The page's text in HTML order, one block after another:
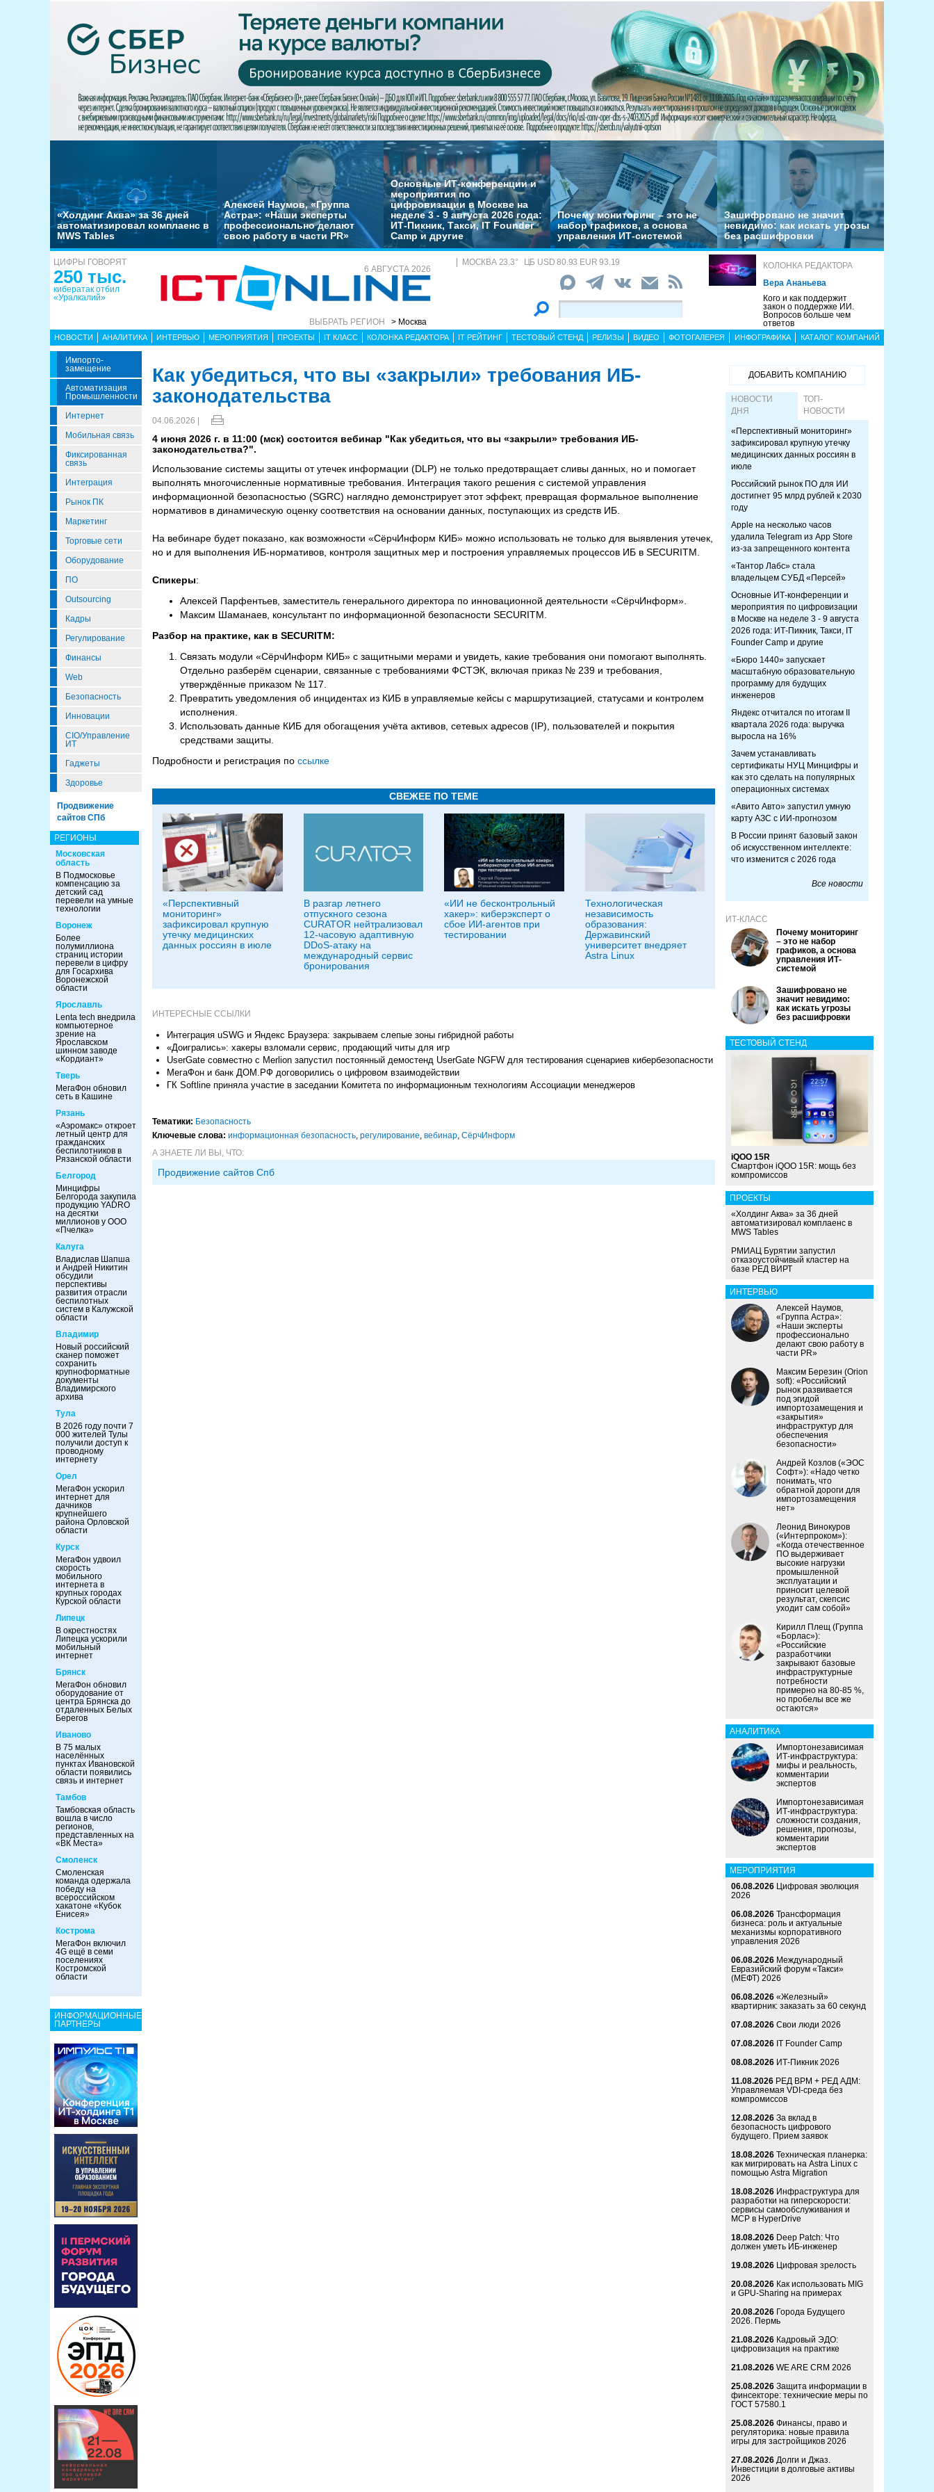
«Холдинг Аква» за 36 дней
автоматизировал комплаенс в
MWS Tables
Алексей Наумов, «Группа
Астра»: «Наши эксперты
профессионально делают
свою работу в части PR»
Основные ИТ-конференции и
мероприятия по
цифровизации в Москве на
неделе 3 - 9 августа 2026 года:
ИТ-Пикник, Такси, IT Founder
Camp и другие
Почему мониторинг – это не
набор графиков, а основа
управления ИТ-системой
Зашифровано не значит
невидимо: как искать угрозы
без расшифровки
ЦИФРЫ ГОВОРЯТ
250 тыс.
кибератак отбил
«Уралкалий»
6 АВГУСТА 2026
ВЫБРАТЬ РЕГИОН > Москва
МОСКВА 23.3° ЦБ USD 80.93 EUR 93.19
КОЛОНКА РЕДАКТОРА
Вера Ананьева
Кого и как поддержит
закон о поддержке ИИ.
Вопросов больше чем
ответов
НОВОСТИ АНАЛИТИКА ИНТЕРВЬЮ МЕРОПРИЯТИЯ ПРОЕКТЫ IT КЛАСС КОЛОНКА РЕДАКТОРА IT РЕЙТИНГ ТЕСТОВЫЙ СТЕНД РЕЛИЗЫ ВИДЕО ФОТОГАЛЕРЕЯ ИНФОГРАФИКА КАТАЛОГ КОМПАНИЙ
Импорто­
Замещение
Автоматизация
Промышленности
Интернет
Мобильная связь
Фиксированная
связь
Интеграция
Рынок ПК
Маркетинг
Торговые сети
Оборудование
ПО
Outsourcing
Кадры
Регулирование
Финансы
Web
Безопасность
Инновации
CIO/Управление
ИТ
Гаджеты
Здоровье
Продвижение
сайтов СПб
РЕГИОНЫ
Московская
область
В Подмосковье
компенсацию за
детский сад
перевели на умные
технологии
Воронеж
Более
полумиллиона
страниц истории
перевели в цифру
для Госархива
Воронежской
области
Ярославль
Lenta tech внедрила
компьютерное
зрение на
Ярославском
шинном заводе
«Кордиант»
Тверь
МегаФон обновил
сеть в Кашине
Рязань
«Аэромакс» откроет
летный центр для
гражданских
беспилотников в
Рязанской области
Белгород
Минцифры
Белгорода закупила
продукцию YADRO
на десятки
миллионов у ООО
«Пчелка»
Калуга
Владислав Шапша
и Андрей Никитин
обсудили
перспективы
развития отрасли
беспилотных
систем в Калужской
области
Владимир
Новый российский
сканер поможет
сохранить
крупноформатные
документы
Владимирского
архива
Тула
В 2026 году почти 7
000 жителей Тулы
получили доступ к
проводному
интернету
Орел
МегаФон ускорил
интернет для
дачников
крупнейшего
района Орловской
области
Курск
МегаФон удвоил
скорость
мобильного
интернета в
крупных городах
Курской области
Липецк
В окрестностях
Липецка ускорили
мобильный
интернет
Брянск
МегаФон обновил
оборудование от
центра Брянска до
отдаленных Белых
Берегов
Иваново
В 75 малых
населённых
пунктах Ивановской
области появились
связь и интернет
Тамбов
Тамбовская область
вошла в число
регионов,
представленных на
«ВК Места»
Смоленск
Смоленская
команда одержала
победу на
всероссийском
хакатоне «Кубок
Енисея»
Кострома
МегаФон включил
4G ещё в семи
поселениях
Костромской
области
ИНФОРМАЦИОННЫЕ
ПАРТНЕРЫ
Как убедиться, что вы «закрыли» требования ИБ-
законодательства
04.06.2026 |
4 июня 2026 г. в 11:00 (мск) состоится вебинар "Как убедиться, что вы «закрыли» требования ИБ-
законодательства?".
Использование системы защиты от утечек информации (DLP) не только предотвращает сливы данных, но и помогает
выполнять многочисленные нормативные требования. Интеграция такого решения с системой управления
информационной безопасностью (SGRC) наглядно демонстрирует этот эффект, превращая формальное выполнение
нормативов в динамическую оценку соответствия на основании данных, поступающих из средств ИБ.
На вебинаре будет показано, как возможности «СёрчИнформ КИБ» можно использовать не только для выявления утечек,
но и для выполнения ИБ-нормативов, контроля защитных мер и построения управляемых процессов ИБ в SECURITM.
Спикеры:
Алексей Парфентьев, заместитель генерального директора по инновационной деятельности «СёрчИнформ».
Максим Шаманаев, консультант по информационной безопасности SECURITM.
Разбор на практике, как в SECURITM:
Связать модули «СёрчИнформ КИБ» с защитными мерами и увидеть, какие требования они помогают выполнять.
Отдельно разберём сценарии, связанные с требованиями ФСТЭК, включая приказ № 239 и требования,
утверждённые приказом № 117.
Превратить уведомления об инцидентах из КИБ в управляемые кейсы с маршрутизацией, статусами и контролем
исполнения.
Использовать данные КИБ для обогащения учёта активов, сетевых адресов (IP), пользователей и покрытия
средствами защиты.
Подробности и регистрация по ссылке
СВЕЖЕЕ ПО ТЕМЕ
«Перспективный
мониторинг»
зафиксировал крупную
утечку медицинских
данных россиян в июле
В разгар летнего
отпускного сезона
CURATOR нейтрализовал
12-часовую адаптивную
DDoS-атаку на
международный сервис
бронирования
«ИИ не бесконтрольный
хакер»: киберэксперт о
сбое ИИ-агентов при
тестировании
Технологическая
независимость
образования:
Державинский
университет внедряет
Astra Linux
ИНТЕРЕСНЫЕ ССЫЛКИ
Интеграция uSWG и Яндекс Браузера: закрываем слепые зоны гибридной работы
«Доигрались»: хакеры взломали сервис, продающий читы для игр
UserGate совместно c Merlion запустил постоянный демостенд UserGate NGFW для тестирования сценариев кибербезопасности
МегаФон и банк ДОМ.РФ договорились о цифровом взаимодействии
ГК Softline приняла участие в заседании Комитета по информационным технологиям Ассоциации менеджеров
Тематики: Безопасность
Ключевые слова: информационная безопасность, регулирование, вебинар, СёрчИнформ
А ЗНАЕТЕ ЛИ ВЫ, ЧТО:
Продвижение сайтов Спб
ДОБАВИТЬ КОМПАНИЮ
НОВОСТИ
ДНЯ
ТОП-
НОВОСТИ
«Перспективный мониторинг»
зафиксировал крупную утечку
медицинских данных россиян в
июле
Российский рынок ПО для ИИ
достигнет 95 млрд рублей к 2030
году
Apple на несколько часов
удалила Telegram из App Store
из-за запрещенного контента
«Тантор Лабс» стала
владельцем СУБД «Персей»
Основные ИТ-конференции и
мероприятия по цифровизации
в Москве на неделе 3 - 9 августа
2026 года: ИТ-Пикник, Такси, IT
Founder Camp и другие
«Бюро 1440» запускает
масштабную образовательную
программу для будущих
инженеров
Яндекс отчитался по итогам II
квартала 2026 года: выручка
выросла на 16%
Зачем устанавливать
сертификаты НУЦ Минцифры и
как это сделать на популярных
операционных системах
«Авито Авто» запустил умную
карту АЗС с ИИ-прогнозом
В России принят базовый закон
об искусственном интеллекте:
что изменится с 2026 года
Все новости
ИТ-КЛАСС
Почему мониторинг
– это не набор
графиков, а основа
управления ИТ-
системой
Зашифровано не
значит невидимо:
как искать угрозы
без расшифровки
ТЕСТОВЫЙ СТЕНД
iQOO 15R
Смартфон iQOO 15R: мощь без
компромиссов
ПРОЕКТЫ
«Холдинг Аква» за 36 дней
автоматизировал комплаенс в
MWS Tables
РМИАЦ Бурятии запустил
отказоустойчивый кластер на
базе РЕД ВИРТ
ИНТЕРВЬЮ
Алексей Наумов,
«Группа Астра»:
«Наши эксперты
профессионально
делают свою работу в
части PR»
Максим Березин (Orion
soft): «Российский
рынок развивается
под эгидой
импортозамещения и
«закрытия»
инфраструктур для
обеспечения
безопасности»
Андрей Козлов («ЭОС
Софт»): «Надо четко
понимать, что
обратной дороги для
импортозамещения
нет»
Леонид Винокуров
(«Интерпроком»):
«Когда отечественное
ПО выдерживает
высокие нагрузки
промышленной
эксплуатации и
приносит целевой
результат, скепсис
уходит сам собой»
Кирилл Плещ (Группа
«Борлас»):
«Российские
разработчики
закрывают базовые
инфраструктурные
потребности
примерно на 80-85 %,
но пробелы все же
остаются»
АНАЛИТИКА
Импортонезависимая
ИТ-инфраструктура:
мифы и реальность,
комментарии
экспертов
Импортонезависимая
ИТ-инфраструктура:
сложности создания,
решения, прогнозы,
комментарии
экспертов
МЕРОПРИЯТИЯ
06.08.2026 Цифровая эволюция
2026
06.08.2026 Трансформация
бизнеса: роль и актуальные
механизмы корпоративного
управления 2026
06.08.2026 Международный
Евразийский форум «Такси»
(МЕФТ) 2026
06.08.2026 «Железный»
квартирник: заказать за 60 секунд
07.08.2026 Свои люди 2026
07.08.2026 IT Founder Camp
08.08.2026 ИТ-Пикник 2026
11.08.2026 РЕД ВРМ + РЕД АДМ:
Управляемая VDI-среда без
компромиссов
12.08.2026 За вклад в
безопасность цифрового
будущего. Прием заявок
18.08.2026 Техническая планерка:
как мигрировать на Astra Linux с
помощью Astra Migration
18.08.2026 Инфраструктура для
разработки на гиперскорости:
сервисы самообслуживания и
MCP в HyperDrive
18.08.2026 Deep Patch: Что
должен уметь ИБ-инженер
19.08.2026 Цифровая зрелость
20.08.2026 Как использовать MIG
и GPU-Sharing на примерах
20.08.2026 Города Будущего
2026. Пермь
21.08.2026 Кадровый ЭДО:
цифровизация на практике
21.08.2026 WE ARE CRM 2026
25.08.2026 Защита информации в
финсекторе: технические меры по
ГОСТ 57580.1
25.08.2026 Финансы, право и
регуляторика: новые правила
игры для застройщиков 2026
27.08.2026 Долги и Джаз.
Инвестиции в долговые активы
2026